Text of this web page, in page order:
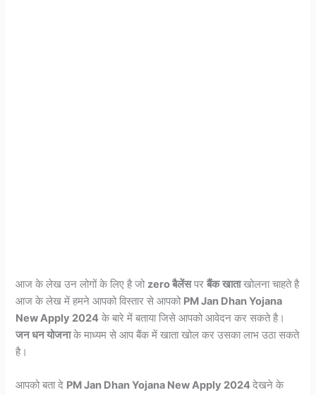
आज के लेख उन लोगों के लिए है जो zero बैलेंसपरबैंक खाताखोलना चाहते है
आज के लेख में हमने आपको विस्तार से आपको PM Jan Dhan Yojana
New Apply 2024 के बारे में बताया जिसे आपको आवेदन कर सकते है।
जन धन योजनाके माध्यम से आप बैंक में खाता खोल कर उसका लाभ उठा सकते
है।
आपको बता दे PM Jan Dhan Yojana New Apply 2024देखने के